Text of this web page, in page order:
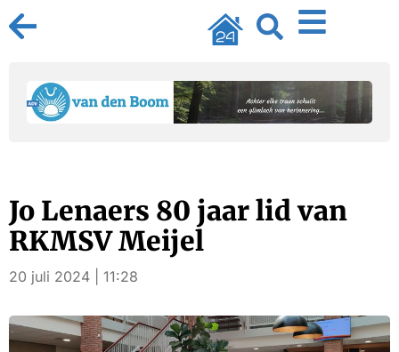
Jo Lenaers 80 jaar lid van
RKMSV Meijel
20 juli 2024 | 11:28